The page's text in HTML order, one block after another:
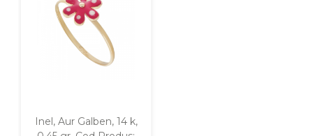
Diamante
Inel, Aur Galben, 14 k,